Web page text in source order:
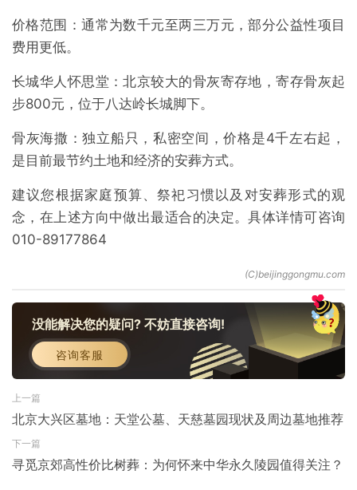
价格范围：通常为数千元至两三万元，部分公益性项目
费用更低。
长城华人怀思堂：北京较大的骨灰寄存地，寄存骨灰起
步800元，位于八达岭长城脚下。
骨灰海撒：独立船只，私密空间，价格是4千左右起，
是目前最节约土地和经济的安葬方式。
建议您根据家庭预算、祭祀习惯以及对安葬形式的观
念，在上述方向中做出最适合的决定。具体详情可咨询
010-89177864
没能解决您的疑问? 不妨直接咨询!
咨询客服
上一篇
北京大兴区墓地：天堂公墓、天慈墓园现状及周边墓地推荐
下一篇
寻觅京郊高性价比树葬：为何怀来中华永久陵园值得关注？